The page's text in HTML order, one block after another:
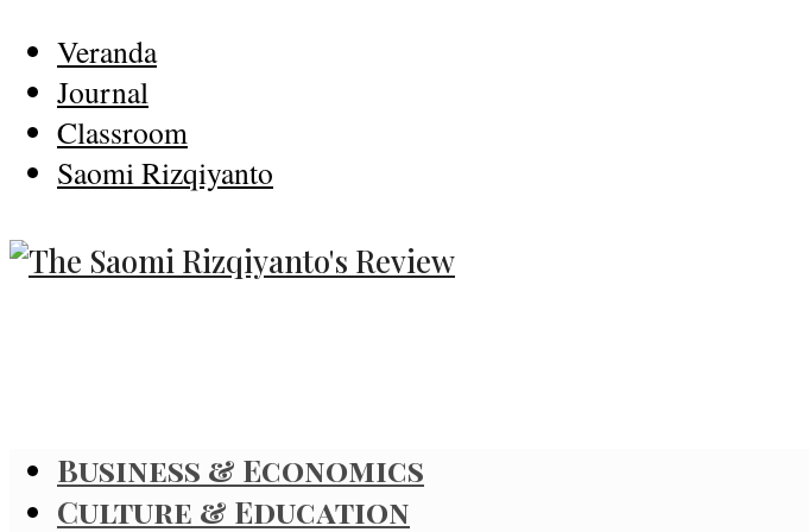
Veranda
Journal
Classroom
Saomi Rizqiyanto
Business & Economics
Culture & Education